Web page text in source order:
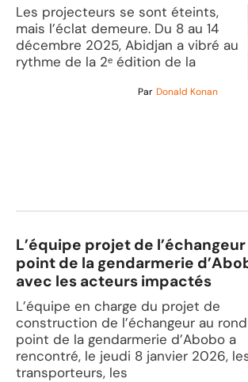
Les projecteurs se sont éteints,
mais l’éclat demeure. Du 8 au 14
décembre 2025, Abidjan a vibré au
rythme de la 2ᵉ édition de la
Par Donald Konan
L’équipe projet de
point de la gendarmerie
avec les acteurs impactés
L’équipe en charge du projet de
construction de l’échangeur au
point de la gendarmerie d’Abobo a
rencontré, le jeudi 8 janvier 2026,
transporteurs, les